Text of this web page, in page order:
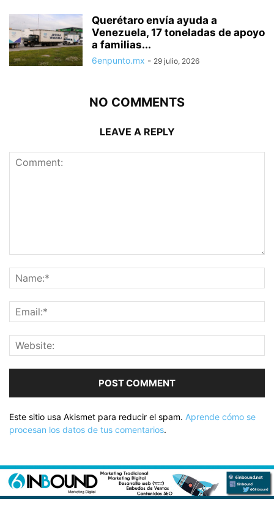
Querétaro envía ayuda a
Venezuela, 17 toneladas de apoyo
a familias...
6enpunto.mx - 29 julio, 2026
NO COMMENTS
LEAVE A REPLY
Este sitio usa Akismet para reducir el spam. Aprende cómo se
procesan los datos de tus comentarios.